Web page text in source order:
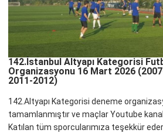
142.İstanbul Altyapı Kategorisi
Organizasyonu 16 Mart 2026
2011-2012)
142.Altyapı Kategorisi deneme
tamamlanmıştır ve maçlar Youtube
Katılan tüm sporcularımıza teşekkür eder